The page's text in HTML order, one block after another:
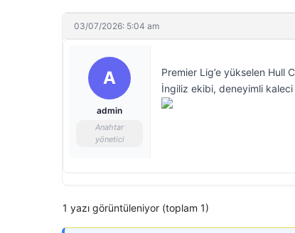
03/07/2026: 5:04 am
A
admin
Anahtar
yönetici
Premier Lig’e yükselen Hull
İngiliz ekibi, deneyimli kaleci
1 yazı görüntüleniyor (toplam 1)